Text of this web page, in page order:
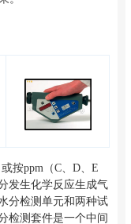
按ppm（C、D、E
发生化学反应生成气
分检测单元和两种试
检测套件是一个中间